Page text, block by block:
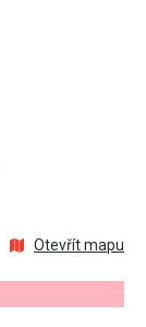
Otevřít mapu